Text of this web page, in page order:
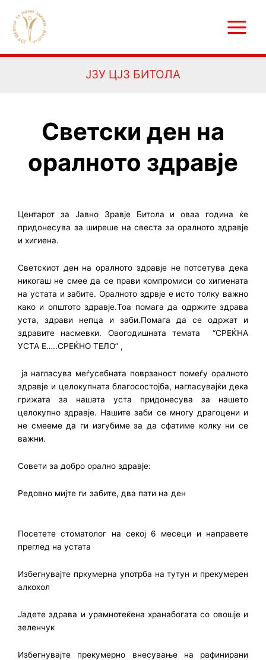
content
Menu
ЈЗУ ЦЈЗ БИТОЛА
Светски ден на
оралното здравје
Центарот за Јавно Зравје Битола и оваа година ќе
придонесува за ширеше на свеста за оралното здравје
и хигиена.
Светскиот ден на оралното здравје не потсетува дека
никогаш не смее да се прави компромиси со хигиената
на устата и забите. Оралното здрвје е исто толку важно
како и општото здравје.Тоа помага да одржите здрава
уста, здрави непца и заби.Помага да се одржат и
здравите насмевки. Овогодишната темата “СРЕЌНА
УСТА Е…..СРЕЌНО ТЕЛO” ,
ја нагласува меѓусебната поврзаност помеѓу оралното
здравје и целокупната благосостојба, нагласувајќи дека
грижата за нашата уста придонесува за нашето
целокупно здравје. Нашите заби се многу драгоцени и
не смееме да ги изгубиме за да сфатиме колку ни се
важни.
Совети за добро орално здравје:
Редовно мијте ги забите, два пати на ден
Посетете стоматолог на секој 6 месеци и направете
преглед на устата
Избегнувајте пркумерна употрба на тутун и прекумерен
алкохол
Јадете здрава и урамнотеќена хранабогата со овошје и
зеленчук
Избегнувајте прекумерно внесување на рафинирани